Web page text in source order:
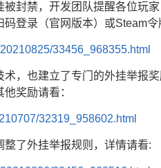
封禁，开发团队提醒各位玩
登录（官网版本）或Steam
33456_968355.html
，也建立了专门的外挂举报
奖励请看：
32319_958602.html
了外挂举报规则，详情请看: